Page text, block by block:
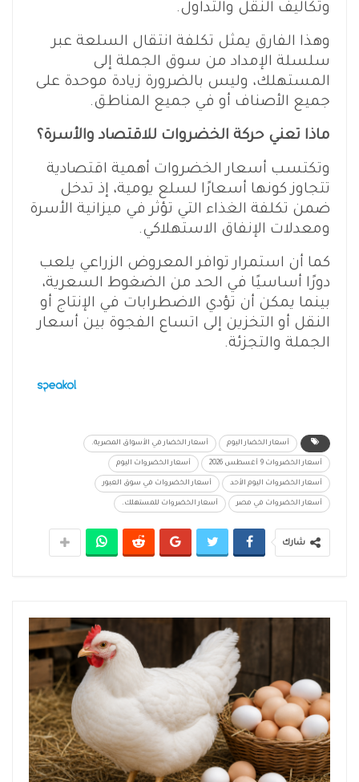
وتكاليف النقل والتداول.
وهذا الفارق يمثل تكلفة انتقال السلعة عبر
سلسلة الإمداد من سوق الجملة إلى
المستهلك، وليس بالضرورة زيادة موحدة على
جميع الأصناف أو في جميع المناطق.
ماذا تعني حركة الخضروات للاقتصاد والأسرة؟
وتكتسب أسعار الخضروات أهمية اقتصادية
تتجاوز كونها أسعارًا لسلع يومية، إذ تدخل
ضمن تكلفة الغذاء التي تؤثر في ميزانية الأسرة
ومعدلات الإنفاق الاستهلاكي.
كما أن استمرار توافر المعروض الزراعي يلعب
دورًا أساسيًا في الحد من الضغوط السعرية،
بينما يمكن أن تؤدي الاضطرابات في الإنتاج أو
النقل أو التخزين إلى اتساع الفجوة بين أسعار
الجملة والتجزئة.
أسعار الخضار اليوم أسعار الخضار في الأسواق المصرية.
أسعار الخضروات 9 أغسطس 2026 أسعار الخضروات اليوم
أسعار الخضروات اليوم الأحد أسعار الخضروات في سوق العبور
أسعار الخضروات في مصر أسعار الخضروات للمستهلك.
شارك